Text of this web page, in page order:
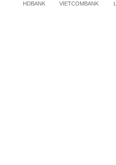
HDBANK VIETCOMBANK